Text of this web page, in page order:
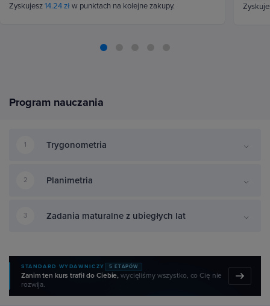
Zyskujesz14.24 złw punktach na kolejne zakupy.
Program nauczania
1 Trygonometria
2 Planimetria
3 Zadania maturalne z ubiegłych lat
STANDARD WYDAWNICZY 5 ETAPÓW
Zanim ten kurs trafił do Ciebie,wycięliśmy wszystko, co Cię nie
rozwija.